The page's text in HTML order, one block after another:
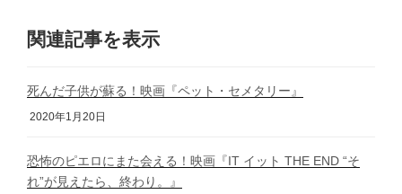
関連記事を表示
死んだ子供が蘇る！映画『ペット・セメタリー』
2020年1月20日
恐怖のピエロにまた会える！映画『IT イット THE END “そ
れ”が見えたら、終わり。』